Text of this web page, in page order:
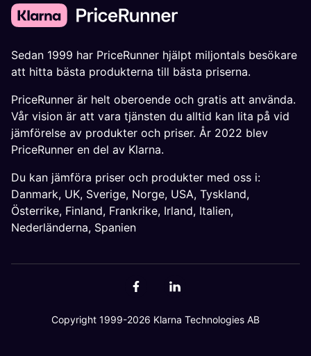
Sedan 1999 har PriceRunner hjälpt miljontals besökare
att hitta bästa produkterna till bästa priserna.
PriceRunner är helt oberoende och gratis att använda.
Vår vision är att vara tjänsten du alltid kan lita på vid
jämförelse av produkter och priser. År 2022 blev
PriceRunner en del av Klarna.
Du kan jämföra priser och produkter med oss i:
Danmark, UK, Sverige, Norge, USA, Tyskland,
Österrike, Finland, Frankrike, Irland, Italien,
Nederländerna, Spanien
Copyright 1999-2026 Klarna Technologies AB